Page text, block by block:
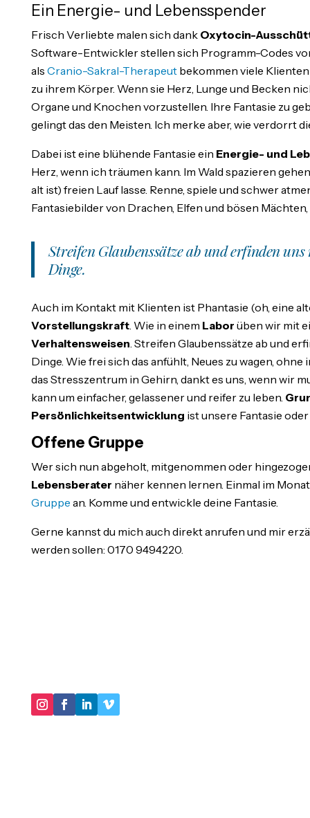
Ein Energie- und Lebensspender
Frisch Verliebte malen sich dank Oxytocin-
Software-Entwickler stellen sich Programm-Codes
als Cranio-Sakral-Therapeut bekommen viele
zu ihrem Körper. Wenn sie Herz, Lunge und Becken
Organe und Knochen vorzustellen. Ihre Fantasie zu
gelingt das den Meisten. Ich merke aber, wie verdorrt
Dabei ist eine blühende Fantasie ein Energie- und
Herz, wenn ich träumen kann. Im Wald spazieren
alt ist) freien Lauf lasse. Renne, spiele und schwer
Fantasiebilder von Drachen, Elfen und bösen
Streifen Glaubenssätze ab und erfinden
Dinge.
Auch im Kontakt mit Klienten ist Phantasie (oh, eine
Vorstellungskraft. Wie in einem Labor üben wir mit
Verhaltensweisen . Streifen Glaubenssätze ab und
Dinge. Wie frei sich das anfühlt, Neues zu wagen,
das Stresszentrum in Gehirn, dankt es uns, wenn wir
kann um einfacher, gelassener und reifer zu leben.
Persönlichkeitsentwicklung ist unsere Fantasie
Offene Gruppe
Wer sich nun abgeholt, mitgenommen oder
Lebensberater näher kennen lernen. Einmal im
Gruppe an. Komme und entwickle deine Fantasie.
Gerne kannst du mich auch direkt anrufen und mir
werden sollen: 0170 9494220.